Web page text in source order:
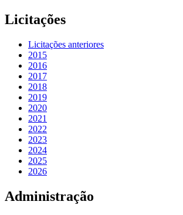
Licitações
Licitações anteriores
2015
2016
2017
2018
2019
2020
2021
2022
2023
2024
2025
2026
Administração